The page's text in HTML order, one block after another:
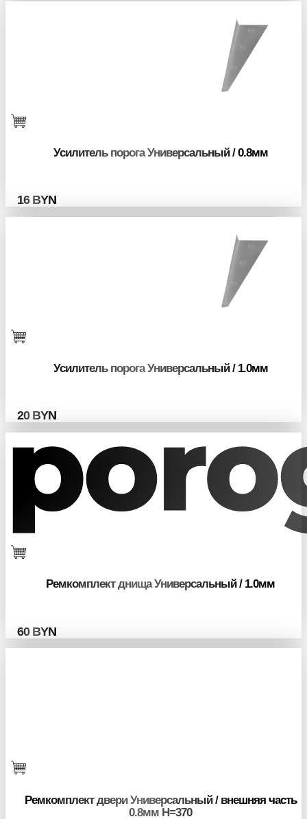
Усилитель порога Универсальный / 0.8мм
16 BYN
Усилитель порога Универсальный / 1.0мм
20 BYN
Ремкомплект днища Универсальный / 1.0мм
60 BYN
Ремкомплект двери Универсальный / внешняя часть
0.8мм H=370